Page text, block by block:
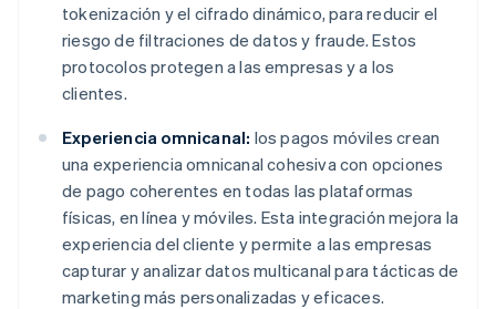
tokenización y el cifrado dinámico, para reducir el
riesgo de filtraciones de datos y fraude. Estos
protocolos protegen a las empresas y a los
clientes.
Experiencia omnicanal: los pagos móviles crean
una experiencia omnicanal cohesiva con opciones
de pago coherentes en todas las plataformas
físicas, en línea y móviles. Esta integración mejora la
experiencia del cliente y permite a las empresas
capturar y analizar datos multicanal para tácticas de
marketing más personalizadas y eficaces.